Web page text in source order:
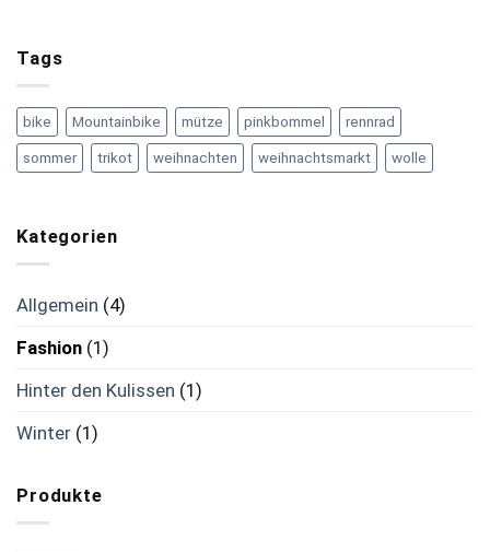
Tags
bike Mountainbike mütze pinkbommel rennrad
sommer trikot weihnachten weihnachtsmarkt wolle
Kategorien
Allgemein (4)
Fashion (1)
Hinter den Kulissen (1)
Winter (1)
Produkte